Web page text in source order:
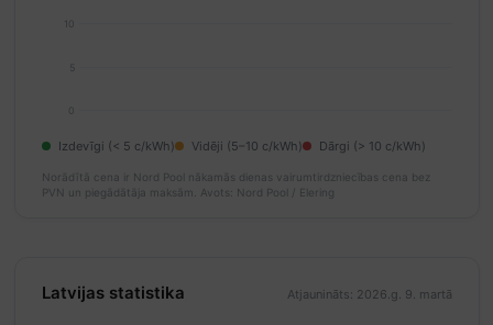
0
5
10
Izdevīgi (< 5 c/kWh) Vidēji (5–10 c/kWh) Dārgi (> 10 c/kWh)
Norādītā cena ir Nord Pool nākamās dienas vairumtirdzniecības cena bez
PVN un piegādātāja maksām.
Avots: Nord Pool / Elering
Latvijas statistika Atjaunināts: 2026.g. 9. martā